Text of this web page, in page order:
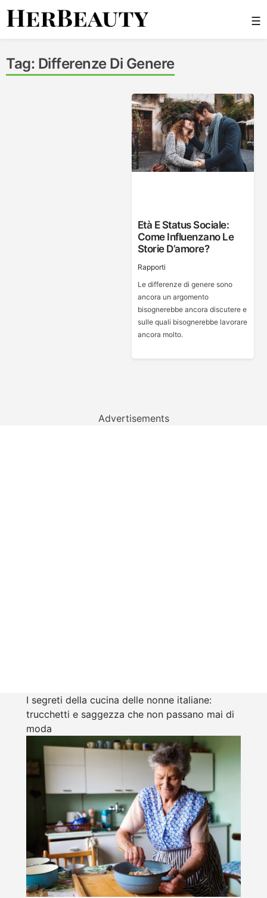
Skip
☰
Tag: Differenze Di Genere
Età E Status Sociale:
Come Influenzano Le
Storie D’amore?
Rapporti
Le differenze di genere sono
ancora un argomento
bisognerebbe ancora discutere e
sulle quali bisognerebbe lavorare
ancora molto.
Advertisements
I segreti della cucina delle nonne italiane:
trucchetti e saggezza che non passano mai di
moda